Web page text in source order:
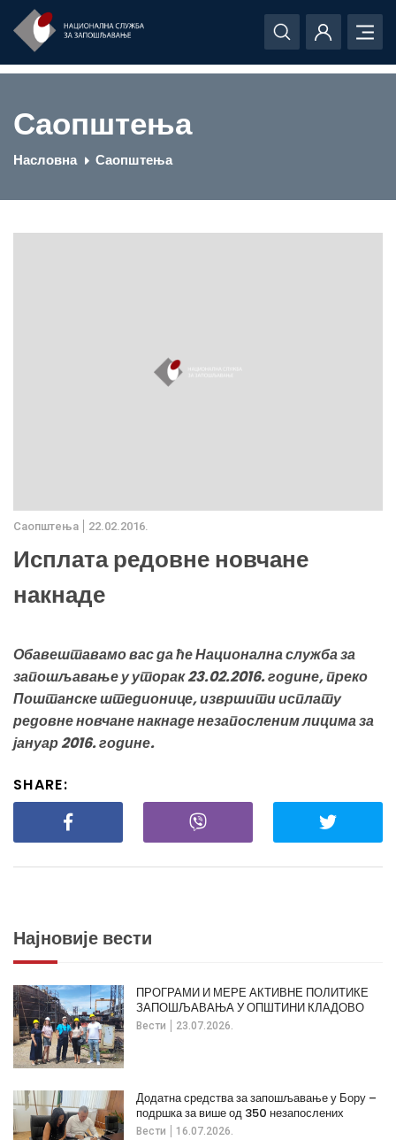
Саопштења
Насловна Саопштења
Саопштења 22.02.2016.
Исплата редовне новчане
накнаде
Обавештавамо вас да ће Национална служба за
запошљавање у уторак 23.02.2016. године, преко
Поштанске штедионице, извршити исплату
редовне новчане накнаде незапосленим лицима за
јануар 2016. године.
SHARE:
Најновије вести
Вести 23.07.2026.
ПРОГРАМИ И МЕРЕ АКТИВНЕ ПОЛИТИКЕ
ЗАПОШЉАВАЊА У ОПШТИНИ КЛАДОВО
Вести 16.07.2026.
Додатна средства за запошљавање у Бору –
подршка за више од 350 незапослених